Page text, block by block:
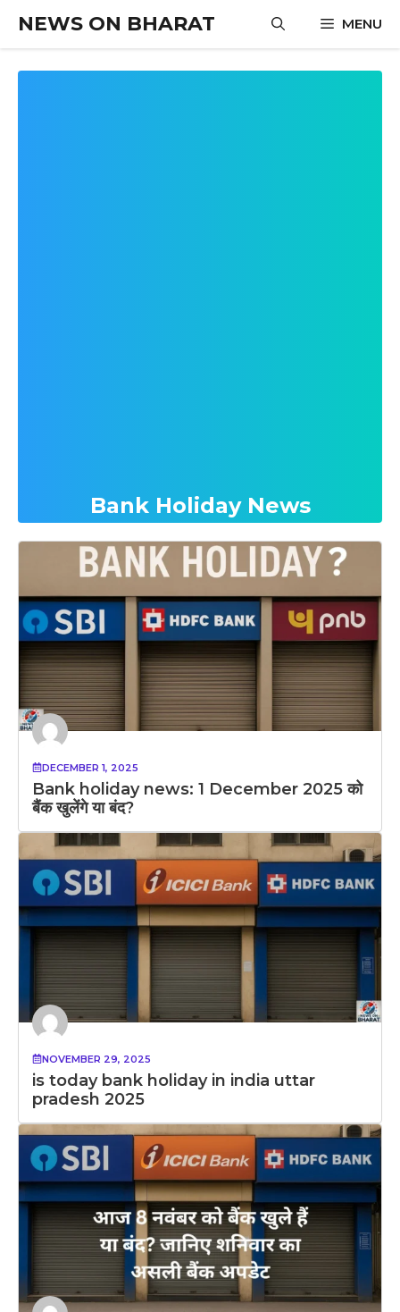
content
NEWS ON BHARAT MENU
Bank Holiday News
DECEMBER 1, 2025
Bank holiday news: 1 December 2025 को
बैंक खुलेंगे या बंद?
NOVEMBER 29, 2025
is today bank holiday in india uttar
pradesh 2025